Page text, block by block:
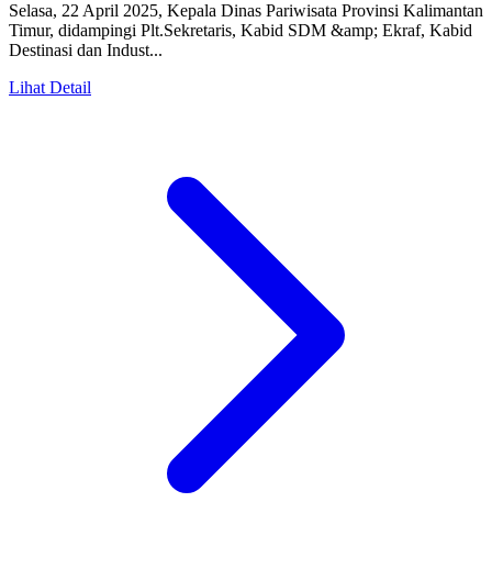
Selasa, 22 April 2025, Kepala Dinas Pariwisata Provinsi Kalimantan
Timur, didampingi Plt.Sekretaris, Kabid SDM &amp; Ekraf, Kabid
Destinasi dan Indust...
Lihat Detail